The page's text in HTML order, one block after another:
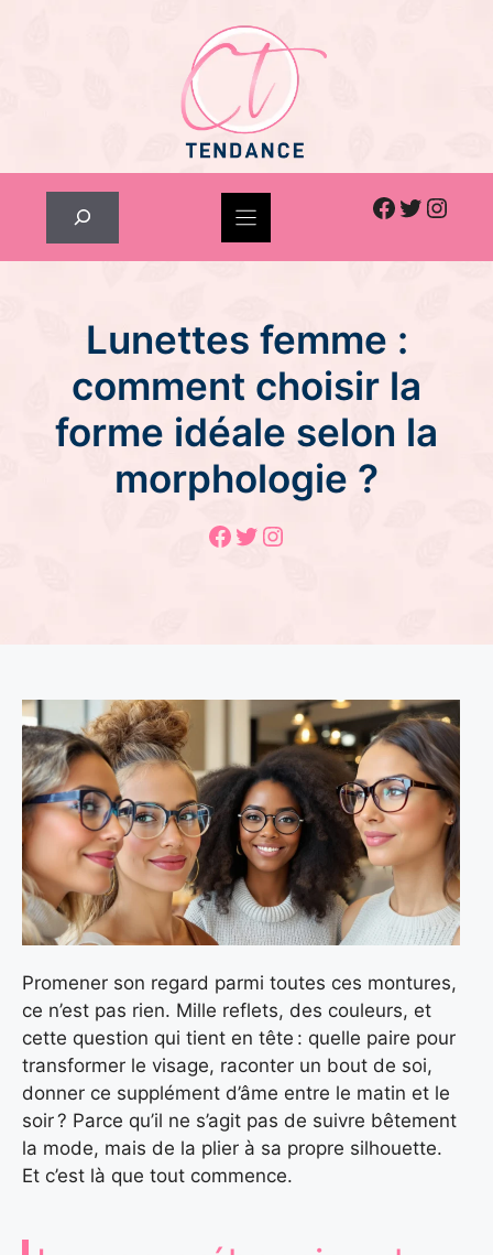
Facebook
Twitter
Lunettes femme :
comment choisir la
forme idéale selon la
morphologie ?
Facebook
Twitter
Instagram
Promener son regard parmi toutes ces montures,
ce n’est pas rien. Mille reflets, des couleurs, et
cette question qui tient en tête : quelle paire pour
transformer le visage, raconter un bout de soi,
donner ce supplément d’âme entre le matin et le
soir ? Parce qu’il ne s’agit pas de suivre bêtement
la mode, mais de la plier à sa propre silhouette.
Et c’est là que tout commence.